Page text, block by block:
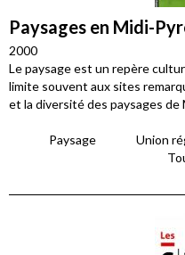
Paysages en Midi-
2000
Le paysage est un repère
limite souvent aux sites
et la diversité des paysages
Paysage
Union